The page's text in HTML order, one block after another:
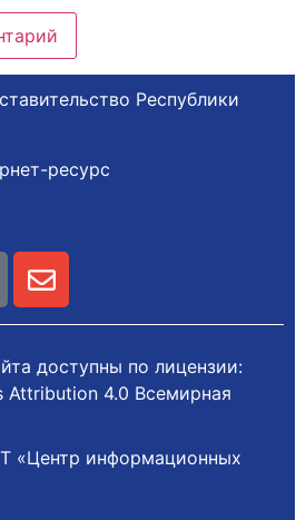
Республики
ресурс
доступны по лицензии:
Attribution 4.0 Всемирная
«Центр информационных